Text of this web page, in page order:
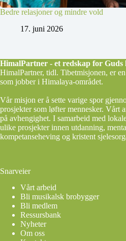
Bedre relasjoner og mindre vold
17. juni 2026
HimalPartner - et redskap for
HimalPartner, tidl. Tibetmisjonen, er
som jobber i Himalaya-området.
Vår misjon er å sette varige spor
prosjekter som løfter mennesker. Vårt
på avhengighet. I samarbeid med
ulike prosjekter innen utdanning,
kompetanseheving og kristent
Snarveier
Vårt arbeid
Bli musikalsk brobygger
Bli medlem
Ressursbank
Nyheter
Om oss